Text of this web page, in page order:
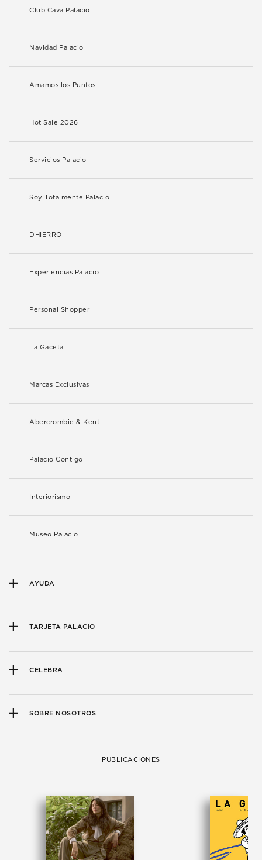
Club Cava Palacio
Navidad Palacio
Amamos los Puntos
Hot Sale 2026
Servicios Palacio
Soy Totalmente Palacio
DHIERRO
Experiencias Palacio
Personal Shopper
La Gaceta
Marcas Exclusivas
Abercrombie & Kent
Palacio Contigo
Interiorismo
Museo Palacio
AYUDA
TARJETA PALACIO
CELEBRA
SOBRE NOSOTROS
PUBLICACIONES